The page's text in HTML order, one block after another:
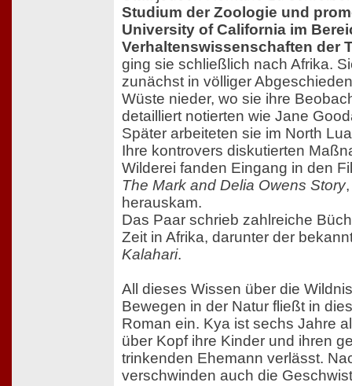
Studium der Zoologie und
University of California im
Verhaltenswissenschaften der
ging sie schließlich nach Afrika.
zunächst in völliger
Wüste nieder, wo sie ihre
detailliert notierten wie Jane
Später arbeiteten sie im North
Ihre kontrovers diskutierten
Wilderei fanden Eingang in den
The Mark and Delia Owens Story
herauskam.
Das Paar schrieb zahlreiche
Zeit in Afrika, darunter der
Kalahari.
All dieses Wissen über die
Bewegen in der Natur fließt in
Roman ein. Kya ist sechs Jahre
über Kopf ihre Kinder und ihren
trinkenden Ehemann verlässt.
verschwinden auch die